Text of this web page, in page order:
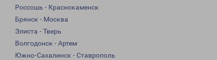
Россошь - Краснокаменск
Брянск - Москва
Элиста - Тверь
Волгодонск - Артем
Южно-Сахалинск - Ставрополь